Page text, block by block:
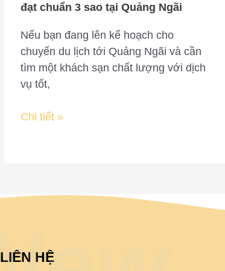
đạt chuẩn 3 sao tại Quảng Ngãi
Nếu bạn đang lên kế hoạch cho
chuyến du lịch tới Quảng Ngãi và cần
tìm một khách sạn chất lượng với dịch
vụ tốt,
Quảng
Ngãi
Chi tiết »
LIÊN HỆ